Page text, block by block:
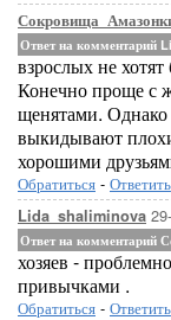
Ответ на комментарий
взрослых не
Конечно проще с
щенятами.
выкидывают
хорошими
Обратиться - Ответить
Lida_shaliminova
Ответ на комментарий
хозяев -
привычками .
Обратиться - Ответить